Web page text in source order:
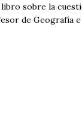
sobre la
de Geografía